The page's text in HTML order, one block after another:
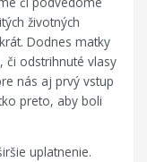
životných
Dodnes matky
či odstrihnuté vlasy
nás aj prvý vstup
preto, aby boli
uplatnenie.